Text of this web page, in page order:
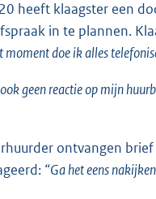
heeft klaagster een
in te plannen.
moment doe ik alles
geen reactie op mijn
ontvangen
“Ga het eens